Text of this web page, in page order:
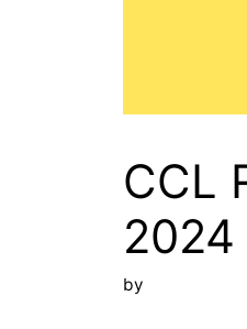
CCL
2024
by